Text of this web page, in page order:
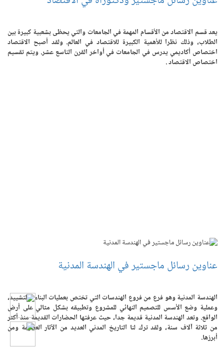
يعد قسم الاقتصاد من الأقسام المهمة في الجامعات والتي يحظى بشعبية كبيرة بين
الطلاب، وذلك نظرا للأهمية الكبيرة للاقتصاد في العالم. ولقد أصبح الاقتصاد
اختصاص أكاديمي يدرس في الجامعات في أواخر القرن التاسع عشر. ويتم تقسيم
اختصاص الاقتصاد .
عناوين رسائل ماجستير في الهندسة المدنية
الهندسة المدنية وهو فرع من فروع الهندسات التي تختص بعمليات البناء والتشييد،
وعملية وضع الأسس للتصميم النهائي للمشروع وتطبيقه بشكل مثالي على أرض
الواقع. وتعد الهندسة المدنية قديمة جدا، حيث عرفتها الحضارات القديمة منذ أكثر
من ثلاثة آلاف سنة، ولقد ترك لنا التاريخ المدني العديد من الآثار العظيمة ومن
أبرزها.